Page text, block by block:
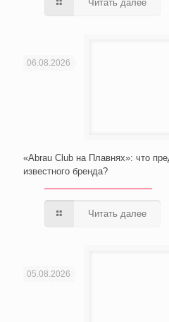
Читать далее
06.08.2026
«Abrau Club на Плавнях»: что
известного бренда?
Читать далее
05.08.2026